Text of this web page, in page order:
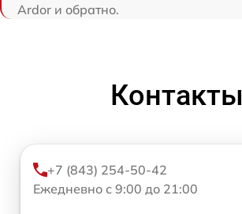
Ardor и обратно.
Контакты
+7 (843) 254-50-42
Ежедневно с 9:00 до 21:00